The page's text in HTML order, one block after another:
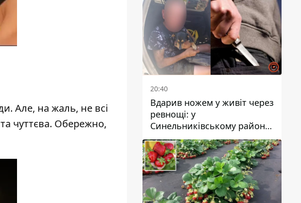
Але, на жаль, не всі
чуттєва. Обережно,
20:40
Вдарив ножем у живіт через
ревнощі: у
Синельниківському районі
затримали 49-річного
чоловіка за вбивство